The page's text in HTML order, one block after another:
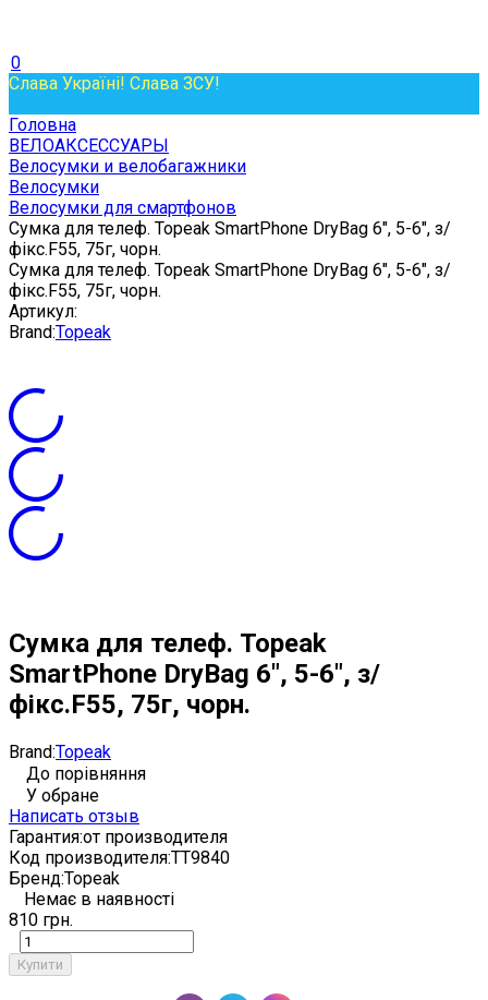
0
Слава Україні! Слава ЗСУ!
Головна
ВЕЛОАКСЕССУАРЫ
Велосумки и велобагажники
Велосумки
Велосумки для смартфонов
Сумка для телеф. Topeak SmartPhone DryBag 6", 5-6", з/
фікс.F55, 75г, чорн.
Сумка для телеф. Topeak SmartPhone DryBag 6", 5-6", з/
фікс.F55, 75г, чорн.
Артикул:
Brand:Topeak
Сумка для телеф. Topeak
SmartPhone DryBag 6", 5-6", з/
фікс.F55, 75г, чорн.
Brand:Topeak
До порівняння
У обране
Написать отзыв
Гарантия:от производителя
Код производителя:TT9840
Бренд:Topeak
Немає в наявності
810 грн.
Купити